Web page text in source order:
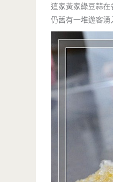
這家黃家綠豆蒜
仍舊有一堆遊客湧